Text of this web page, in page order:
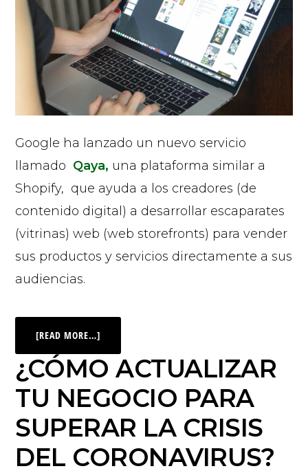
Google ha lanzado un nuevo servicio
llamado Qaya, una plataforma similar a
Shopify, que ayuda a los creadores (de
contenido digital) a desarrollar escaparates
(vitrinas) web (web storefronts) para vender
sus productos y servicios directamente a sus
audiencias.
[READ MORE…]
¿CÓMO ACTUALIZAR
TU NEGOCIO PARA
SUPERAR LA CRISIS
DEL CORONAVIRUS?